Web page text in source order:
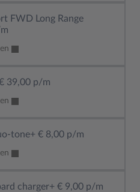
FWD Long Range
p/m
€ 39,00 p/m
tone+ € 8,00 p/m
charger+ € 9,00 p/m